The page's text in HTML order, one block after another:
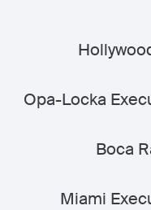
Opa-Locka
Boca
Miami